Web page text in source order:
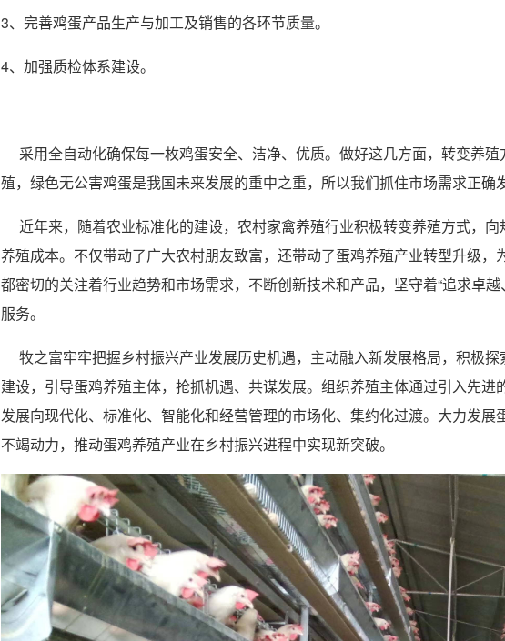
3、完善鸡蛋产品生产与加工及销售的各环节质量。
4、加强质检体系建设。
采用全自动化确保每一枚鸡蛋安全、洁净、优质。做好这几方面，转变养
殖，绿色无公害鸡蛋是我国未来发展的重中之重，所以我们抓住市场需求正确
近年来，随着农业标准化的建设，农村家禽养殖行业积极转变养殖方式，
养殖成本。不仅带动了广大农村朋友致富，还带动了蛋鸡养殖产业转型升级
都密切的关注着行业趋势和市场需求，不断创新技术和产品，坚守着“追求卓
服务。
牧之富牢牢把握乡村振兴产业发展历史机遇，主动融入新发展格局，积极
建设，引导蛋鸡养殖主体，抢抓机遇、共谋发展。组织养殖主体通过引入先
发展向现代化、标准化、智能化和经营管理的市场化、集约化过渡。大力发
不竭动力，推动蛋鸡养殖产业在乡村振兴进程中实现新突破。